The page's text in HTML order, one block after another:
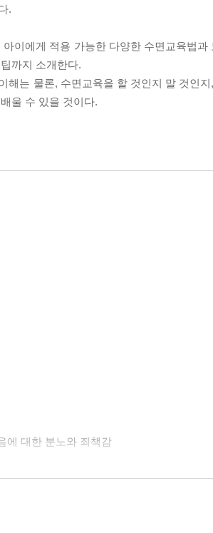
.
이에게 적용 가능한 다양한 수면교육법
까지 소개한다.
해는 물론, 수면교육을 할 것인지 말 것인
울 수 있을 것이다.
에 대한 분노와 죄책감